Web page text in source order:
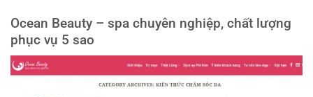
Ocean Beauty – spa chuyên nghiệp, chất lượng
phục vụ 5 sao